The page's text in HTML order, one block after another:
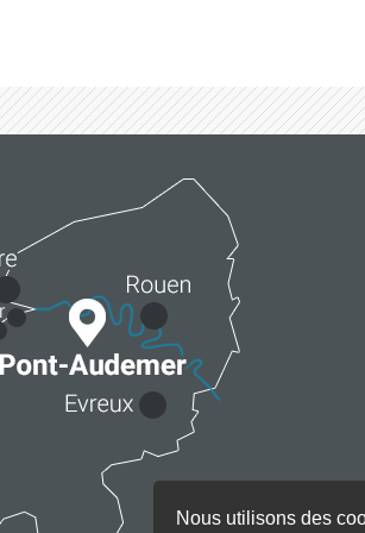
Nous utilisons des